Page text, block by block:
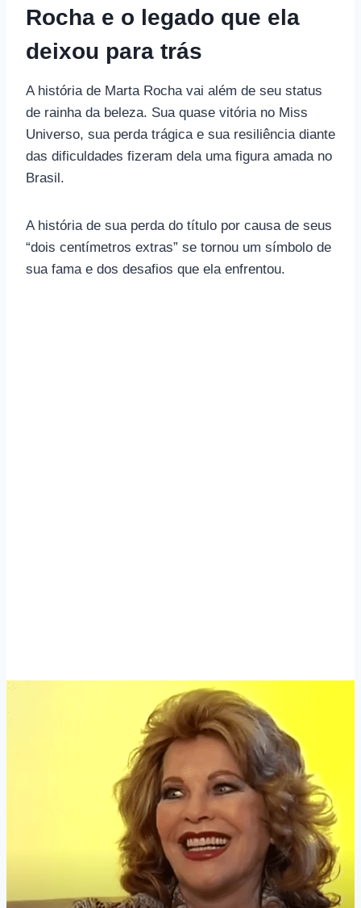
Rocha e o legado que ela
deixou para trás
A história de Marta Rocha vai além de seu status
de rainha da beleza. Sua quase vitória no Miss
Universo, sua perda trágica e sua resiliência diante
das dificuldades fizeram dela uma figura amada no
Brasil.
A história de sua perda do título por causa de seus
“dois centímetros extras” se tornou um símbolo de
sua fama e dos desafios que ela enfrentou.